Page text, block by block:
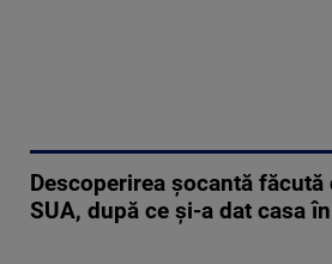
Descoperirea șocantă
SUA, după ce și-a dat casa